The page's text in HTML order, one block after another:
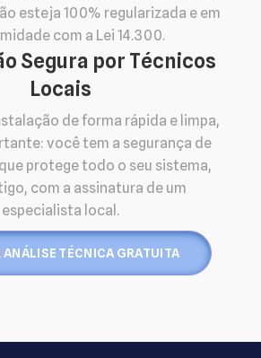
esteja 100% regularizada e em
com a Lei 14.300.
Segura por Técnicos
Locais
de forma rápida e limpa,
você tem a segurança de
protege todo o seu sistema,
com a assinatura de um
especialista local.
ANÁLISE TÉCNICA GRATUITA